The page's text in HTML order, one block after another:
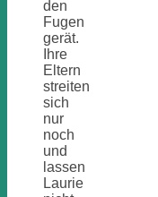
den
Fugen
gerät.
Ihre
Eltern
streiten
sich
nur
noch
und
lassen
Laurie